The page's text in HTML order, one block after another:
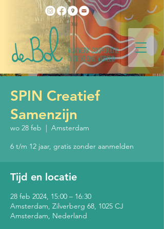
SPIN Creatief
Samenzijn
wo 28 feb
  |
Amsterdam
6 t/m 12 jaar, gratis zonder aanmelden
Tijd en locatie
28 feb 2024, 15:00 – 16:30
Amsterdam, Zilverberg 68, 1025 CJ
Amsterdam, Nederland